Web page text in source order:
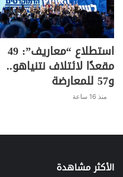
استطلاع “معاريف”: 49
مقعدًا لائتلاف نتنياهو..
و57 للمعارضة
منذ 16 ساعة
الأكثر مشاهدة